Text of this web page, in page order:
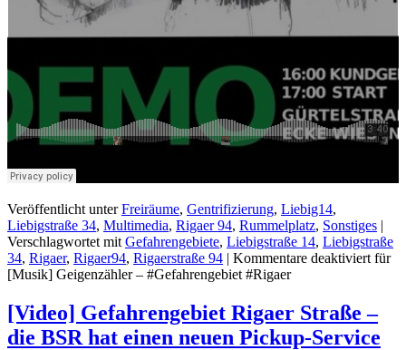
Veröffentlicht unter Freiräume, Gentrifizierung, Liebig14,
Liebigstraße 34, Multimedia, Rigaer 94, Rummelplatz, Sonstiges |
Verschlagwortet mit Gefahrengebiete, Liebigstraße 14, Liebigstraße
34, Rigaer, Rigaer94, Rigaerstraße 94 | Kommentare deaktiviert für
[Musik] Geigenzähler – #Gefahrengebiet #Rigaer
[Video] Gefahrengebiet Rigaer Straße –
die BSR hat einen neuen Pickup-Service